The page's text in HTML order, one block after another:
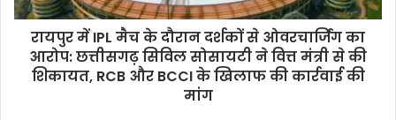
रायपुर में IPL मैच के दौरान दर्शकों से ओवरचार्जिंग का
आरोप: छत्तीसगढ़ सिविल सोसायटी ने वित्त मंत्री से की
शिकायत, RCB और BCCI के खिलाफ की कार्रवाई की
मांग